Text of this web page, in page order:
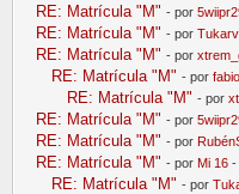
RE: Matrícula "M" - por
RE: Matrícula "M" - por
RE: Matrícula "M" - por
RE: Matrícula "M" - por
RE: Matrícula "M" - por
RE: Matrícula "M" - por
RE: Matrícula "M" - por
RE: Matrícula "M" - por Mi 16 -
RE: Matrícula "M" - por